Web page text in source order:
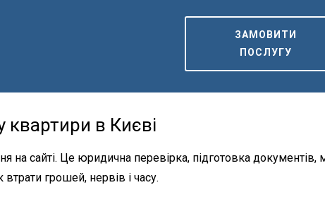
ЗАМОВИТИ
ПОСЛУГУ
в Києві
сайті. Це юридична перевірка, підготовка документів,
грошей, нервів і часу.